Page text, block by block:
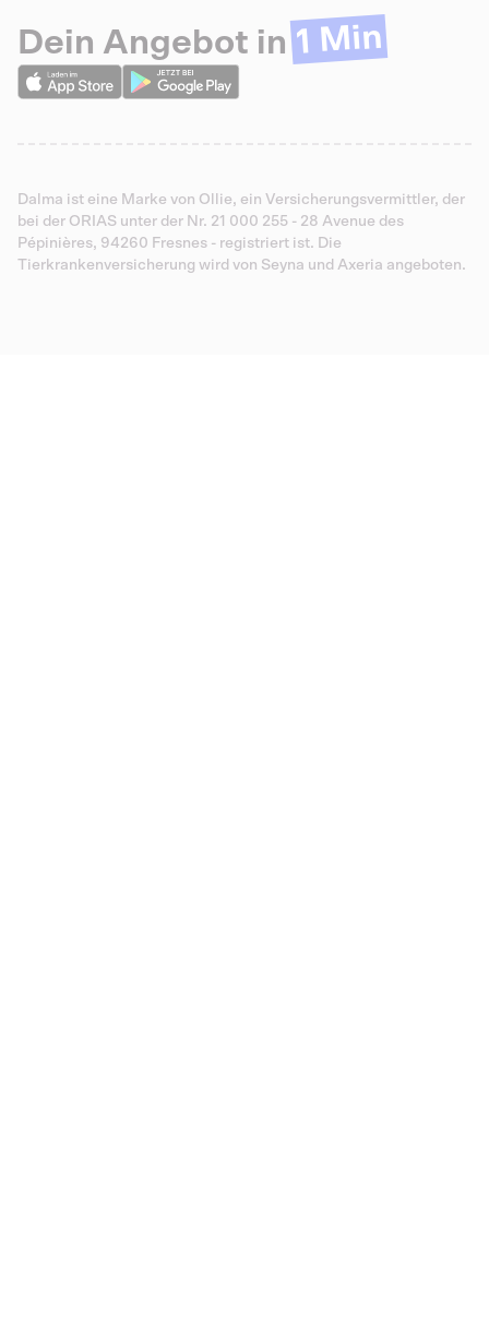
Dein Angebot in 1 Min
Dalma ist eine Marke von Ollie, ein Versicherungsvermittler, der
bei der ORIAS unter der Nr. 21 000 255 - 28 Avenue des
Pépinières, 94260 Fresnes - registriert ist. Die
Tierkrankenversicherung wird von Seyna und Axeria angeboten.